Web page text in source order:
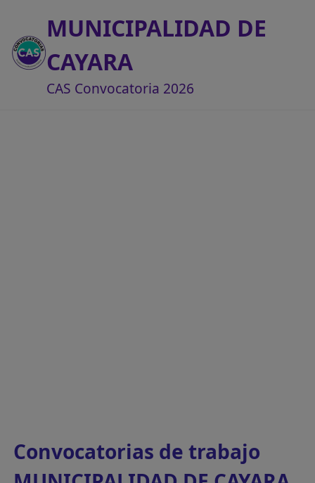
MUNICIPALIDAD DE
CAYARA
CAS Convocatoria 2026
Convocatorias de trabajo